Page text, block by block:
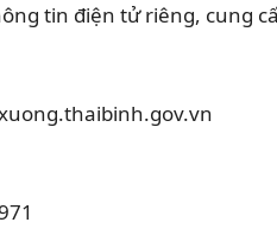
tin điện tử riêng, cung